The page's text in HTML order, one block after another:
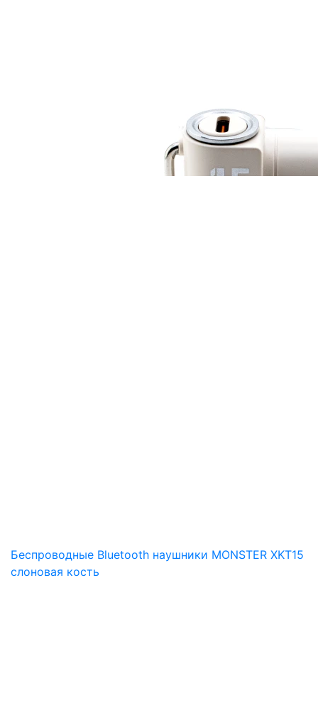
Беспроводные Bluetooth наушники MONSTER XKT15
слоновая кость